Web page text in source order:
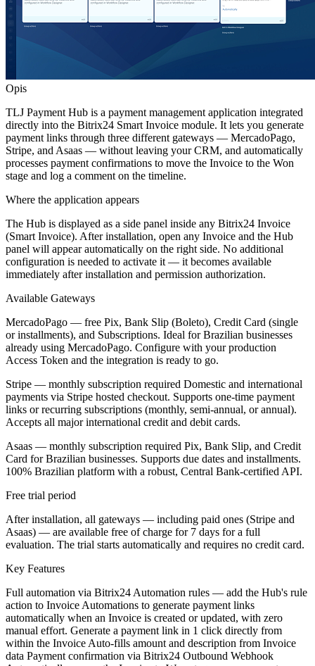
Opis
TLJ Payment Hub is a payment management application integrated
directly into the Bitrix24 Smart Invoice module. It lets you generate
payment links through three different gateways — MercadoPago,
Stripe, and Asaas — without leaving your CRM, and automatically
processes payment confirmations to move the Invoice to the Won
stage and log a comment on the timeline.
Where the application appears
The Hub is displayed as a side panel inside any Bitrix24 Invoice
(Smart Invoice). After installation, open any Invoice and the Hub
panel will appear automatically on the right side. No additional
configuration is needed to activate it — it becomes available
immediately after installation and permission authorization.
Available Gateways
MercadoPago — free Pix, Bank Slip (Boleto), Credit Card (single
or installments), and Subscriptions. Ideal for Brazilian businesses
already using MercadoPago. Configure with your production
Access Token and the integration is ready to go.
Stripe — monthly subscription required Domestic and international
payments via Stripe hosted checkout. Supports one-time payment
links or recurring subscriptions (monthly, semi-annual, or annual).
Accepts all major international credit and debit cards.
Asaas — monthly subscription required Pix, Bank Slip, and Credit
Card for Brazilian businesses. Supports due dates and installments.
100% Brazilian platform with a robust, Central Bank-certified API.
Free trial period
After installation, all gateways — including paid ones (Stripe and
Asaas) — are available free of charge for 7 days for a full
evaluation. The trial starts automatically and requires no credit card.
Key Features
Full automation via Bitrix24 Automation rules — add the Hub's rule
action to Invoice Automations to generate payment links
automatically when an Invoice is created or updated, with zero
manual effort. Generate a payment link in 1 click directly from
within the Invoice Auto-fills amount and description from Invoice
data Payment confirmation via Bitrix24 Outbound Webhook